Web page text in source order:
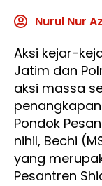
Nurul Nur
Aksi kejar-
Jatim dan
aksi massa
Pondok
nihil, Bechi
yang
Pesantren